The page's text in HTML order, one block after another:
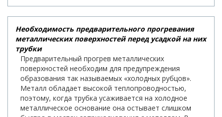
Необходимость предварительного прогревания
металлических поверхностей перед усадкой на них
трубки
Предварительный прогрев металлических
поверхностей необходим для предупреждения
образования так называемых «холодных рубцов».
Металл обладает высокой теплопроводностью,
поэтому, когда трубка усаживается на холодное
металлическое основание она остывает слишком